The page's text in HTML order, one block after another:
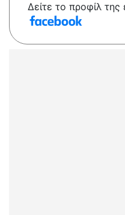
Δείτε το προφίλ της